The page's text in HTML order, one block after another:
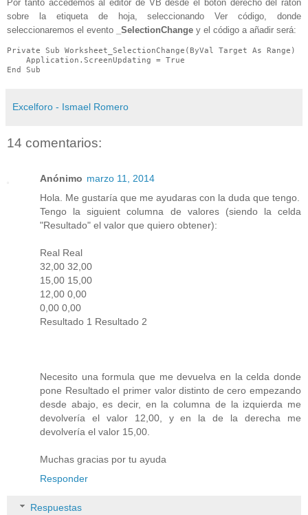
Por tanto accedemos al editor de VB desde el botón derecho del ratón
sobre la etiqueta de hoja, seleccionando Ver código, donde
seleccionaremos el evento
_SelectionChange y el código a añadir será:
Private Sub Worksheet_SelectionChange(ByVal Target As Range)
    Application.ScreenUpdating = True
End Sub
Excelforo - Ismael Romero
14 comentarios:
Anónimo marzo 11, 2014
Hola. Me gustaría que me ayudaras con la duda que tengo.
Tengo la siguient columna de valores (siendo la celda
"Resultado" el valor que quiero obtener):
Real Real
32,00 32,00
15,00 15,00
12,00 0,00
0,00 0,00
Resultado 1 Resultado 2
Necesito una formula que me devuelva en la celda donde
pone Resultado el primer valor distinto de cero empezando
desde abajo, es decir, en la columna de la izquierda me
devolvería el valor 12,00, y en la de la derecha me
devolvería el valor 15,00.
Muchas gracias por tu ayuda
Responder
Respuestas